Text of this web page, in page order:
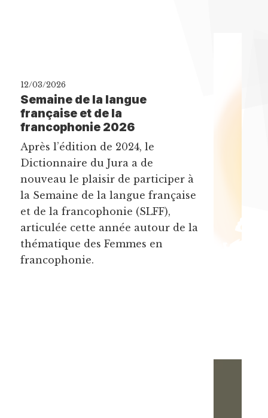
12/03/2026
Semaine de la langue
française et de la
francophonie 2026
Après l’édition de 2024, le
Dictionnaire du Jura a de
nouveau le plaisir de participer à
la Semaine de la langue française
et de la francophonie (SLFF),
articulée cette année autour de la
thématique des Femmes en
francophonie.